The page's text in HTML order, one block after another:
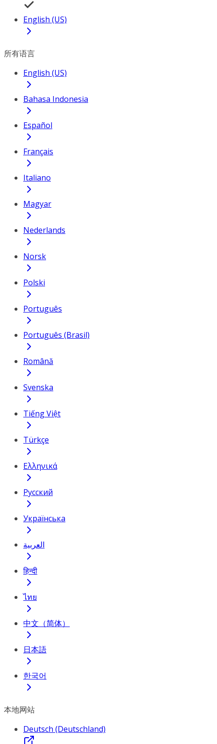
English (US)
所有语言
English (US)
Bahasa Indonesia
Español
Français
Italiano
Magyar
Nederlands
Norsk
Polski
Português
Português (Brasil)
Română
Svenska
Tiếng Việt
Türkçe
Ελληνικά
Русский
Українська
العربية
हिन्दी
ไทย
中文（简体）
日本語
한국어
本地网站
Deutsch (Deutschland)